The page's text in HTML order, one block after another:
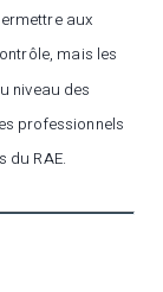
aux
mais les
niveau des
professionnels
du RAE.